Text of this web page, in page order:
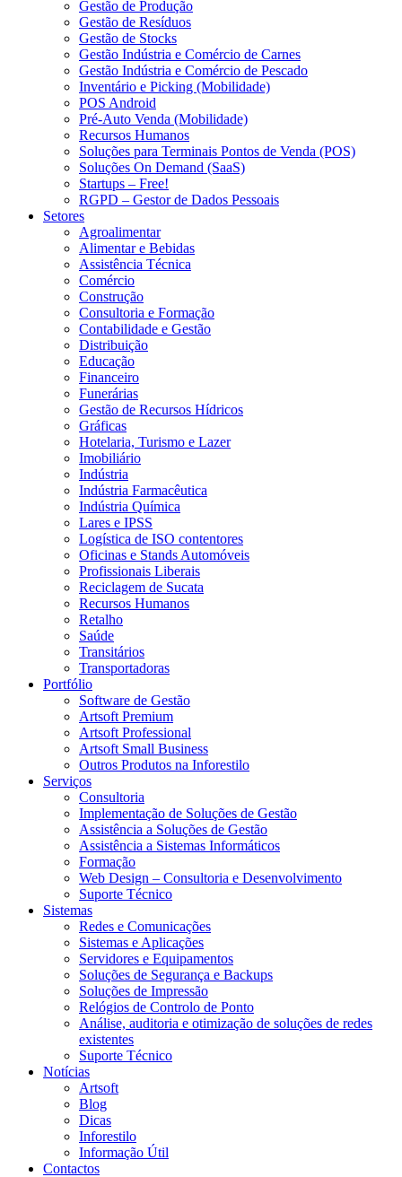
Gestão de Produção
Gestão de Resíduos
Gestão de Stocks
Gestão Indústria e Comércio de Carnes
Gestão Indústria e Comércio de Pescado
Inventário e Picking (Mobilidade)
POS Android
Pré-Auto Venda (Mobilidade)
Recursos Humanos
Soluções para Terminais Pontos de Venda (POS)
Soluções On Demand (SaaS)
Startups – Free!
RGPD – Gestor de Dados Pessoais
Setores
Agroalimentar
Alimentar e Bebidas
Assistência Técnica
Comércio
Construção
Consultoria e Formação
Contabilidade e Gestão
Distribuição
Educação
Financeiro
Funerárias
Gestão de Recursos Hídricos
Gráficas
Hotelaria, Turismo e Lazer
Imobiliário
Indústria
Indústria Farmacêutica
Indústria Química
Lares e IPSS
Logística de ISO contentores
Oficinas e Stands Automóveis
Profissionais Liberais
Reciclagem de Sucata
Recursos Humanos
Retalho
Saúde
Transitários
Transportadoras
Portfólio
Software de Gestão
Artsoft Premium
Artsoft Professional
Artsoft Small Business
Outros Produtos na Inforestilo
Serviços
Consultoria
Implementação de Soluções de Gestão
Assistência a Soluções de Gestão
Assistência a Sistemas Informáticos
Formação
Web Design – Consultoria e Desenvolvimento
Suporte Técnico
Sistemas
Redes e Comunicações
Sistemas e Aplicações
Servidores e Equipamentos
Soluções de Segurança e Backups
Soluções de Impressão
Relógios de Controlo de Ponto
Análise, auditoria e otimização de soluções de redes
existentes
Suporte Técnico
Notícias
Artsoft
Blog
Dicas
Inforestilo
Informação Útil
Contactos